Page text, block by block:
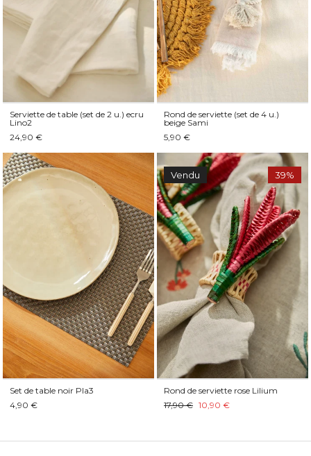
Serviette de table (set de 2 u.) ecru
Lino2
24,90 €
Rond de serviette (set de 4 u.)
beige Sami
5,90 €
Set de table noir Pla3
4,90 €
Vendu 39%
Rond de serviette rose Lilium
17,90 € 10,90 €